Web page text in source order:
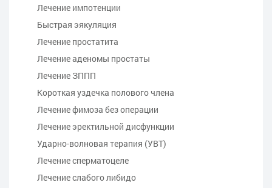
Лечение импотенции
Быстрая эякуляция
Лечение простатита
Лечение аденомы простаты
Лечение ЗППП
Kороткая уздечка полового члена
Лечение фимоза без операции
Лечение эректильной дисфункции
Ударно-волновая терапия (УВТ)
Лечение сперматоцеле
Лечение слабого либидо